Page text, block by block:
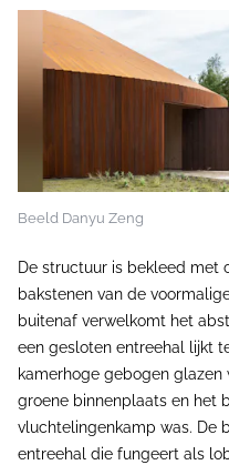
Beeld Danyu Zeng
De structuur is bekleed met
bakstenen van de
buitenaf verwelkomt het
een gesloten entreehal lijkt
kamerhoge gebogen
groene binnenplaats en het
vluchtelingenkamp was. De
entreehal die fungeert als